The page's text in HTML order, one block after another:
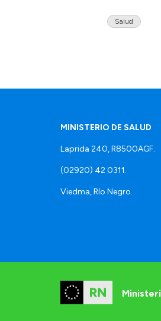
Salud
MINISTERIO DE SALUD
Laprida 240, R8500AGF.
(02920) 42 0311.
Viedma, Río Negro.